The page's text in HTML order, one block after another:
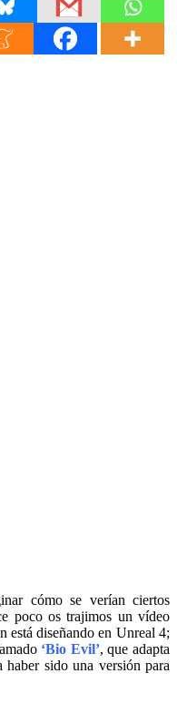
cómo se verían ciertos
poco os trajimos un vídeo
está diseñando en Unreal 4;
‘Bio Evil’, que adapta
sido una versión para